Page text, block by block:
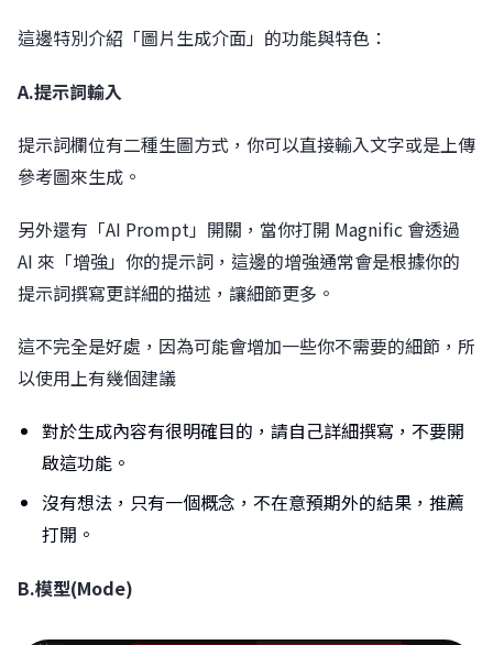
這邊特別介紹「圖片生成介面」的功能與特色：
A.提示詞輸入
提示詞欄位有二種生圖方式，你可以直接輸入文字或是上傳
參考圖來生成。
另外還有「AI Prompt」開關，當你打開 Magnific 會透過
AI 來「增強」你的提示詞，這邊的增強通常會是根據你的
提示詞撰寫更詳細的描述，讓細節更多。
這不完全是好處，因為可能會增加一些你不需要的細節，所
以使用上有幾個建議
對於生成內容有很明確目的，請自己詳細撰寫，不要開
啟這功能。
沒有想法，只有一個概念，不在意預期外的結果，推薦
打開。
B.模型(Mode)